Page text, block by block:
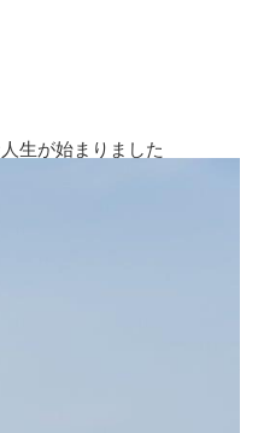
生が始まりました